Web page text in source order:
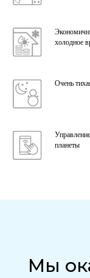
холодное
Очень
планеты
Мы